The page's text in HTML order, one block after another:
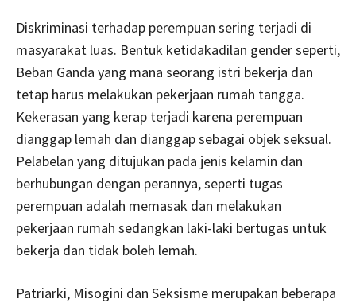
Diskriminasi terhadap perempuan sering terjadi di
masyarakat luas. Bentuk ketidakadilan gender seperti,
Beban Ganda yang mana seorang istri bekerja dan
tetap harus melakukan pekerjaan rumah tangga.
Kekerasan yang kerap terjadi karena perempuan
dianggap lemah dan dianggap sebagai objek seksual.
Pelabelan yang ditujukan pada jenis kelamin dan
berhubungan dengan perannya, seperti tugas
perempuan adalah memasak dan melakukan
pekerjaan rumah sedangkan laki-laki bertugas untuk
bekerja dan tidak boleh lemah.
Patriarki, Misogini dan Seksisme merupakan beberapa